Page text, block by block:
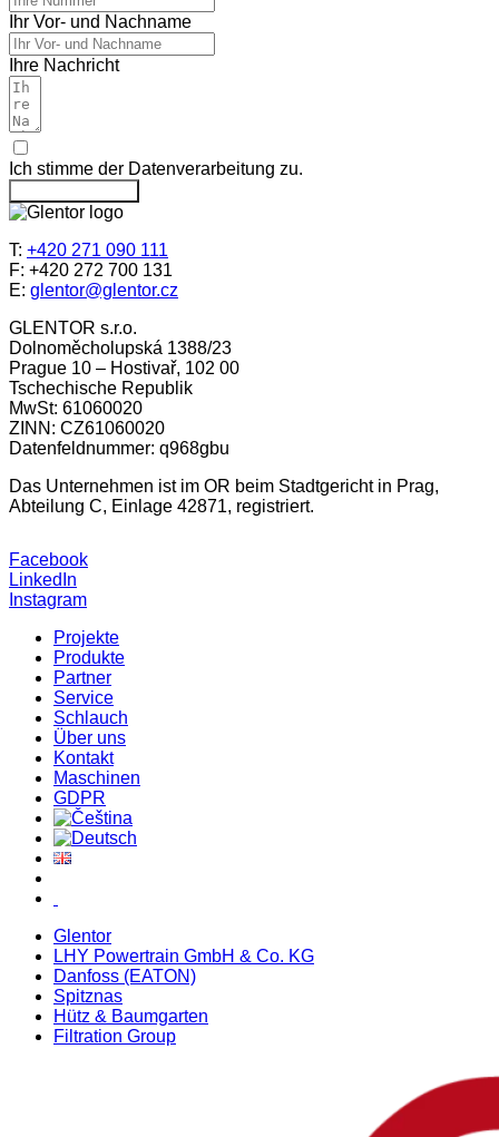
Ihr Vor- und Nachname
Ihre Nachricht
Ich stimme der Datenverarbeitung zu.
T: +420 271 090 111
F: +420 272 700 131
E: glentor@glentor.cz
GLENTOR s.r.o.
Dolnoměcholupská 1388/23
Prague 10 – Hostivař, 102 00
Tschechische Republik
MwSt: 61060020
ZINN: CZ61060020
Datenfeldnummer: q968gbu
Das Unternehmen ist im OR beim Stadtgericht in Prag,
Abteilung C, Einlage 42871, registriert.
Facebook
LinkedIn
Instagram
Projekte
Produkte
Partner
Service
Schlauch
Über uns
Kontakt
Maschinen
GDPR
Glentor
LHY Powertrain GmbH & Co. KG
Danfoss (EATON)
Spitznas
Hütz & Baumgarten
Filtration Group